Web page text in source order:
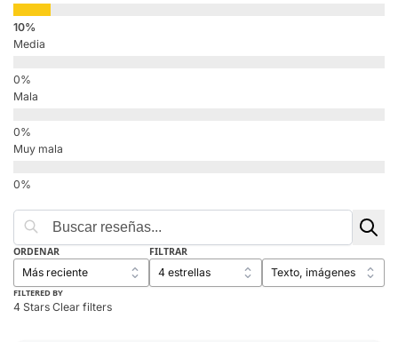
Media
Mala
Muy mala
ORDENAR FILTRAR
FILTERED BY
4 Stars Clear filters